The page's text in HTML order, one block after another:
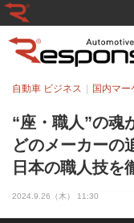
“座・職人”の魂
どのメーカーの
日本の職人技を
自動車 ビジネス 国内マー
2024.9.26（木） 11:30